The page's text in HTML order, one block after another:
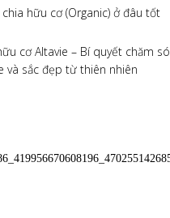
hữu cơ (Organic) ở đâu tốt
cơ Altavie – Bí quyết chăm
và sắc đẹp từ thiên nhiên